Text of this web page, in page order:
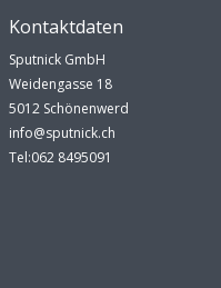
Kontaktdaten
Sputnick GmbH
Weidengasse 18
5012 Schönenwerd
info@sputnick.ch
Tel:062 8495091